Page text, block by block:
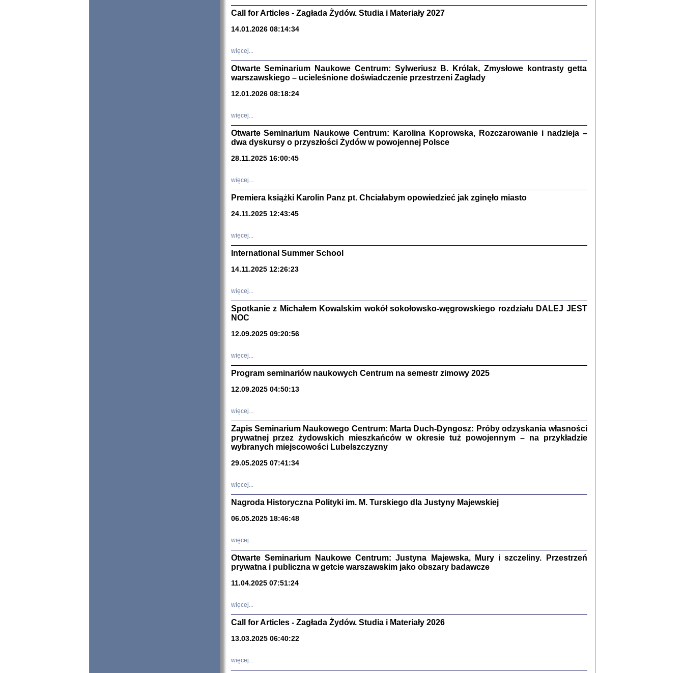
Sewek Okonowski, oprac. Marta Janczewska
PISZĄCY TE SŁOWA JEST PRACOWNIKIEM
GETTOWEJ INSTYTUCJI ...
'z Dziennika' i inne pisma z łódzkiego getta
Józef Zelkowicz, tłum. z jidysz, oprac. i wstęp. Monika Polit
CZYTAJĄC GAZETĘ NIEMIECKĄ ...
Warszawa 2019
Zagłada Żydów.
red. i wstęp Barbara Engelking, Jan Grabowski
Stanisław Adler, oprac. i wstępem opatrzyłaMarta Janczewska
Warszawa 2018
Call for Articles - Zagłada Żydów. Studia i Materiały 2027
14.01.2026 08:14:34
więcej...
Otwarte Seminarium Naukowe Centrum: Sylweriusz B. Królak, Zmysłowe kontrasty getta
warszawskiego – ucieleśnione doświadczenie przestrzeni Zagłady
12.01.2026 08:18:24
więcej...
Otwarte Seminarium Naukowe Centrum: Karolina Koprowska, Rozczarowanie i nadzieja –
dwa dyskursy o przyszłości Żydów w powojennej Polsce
28.11.2025 16:00:45
więcej...
Premiera książki Karolin Panz pt. Chciałabym opowiedzieć jak zginęło miasto
24.11.2025 12:43:45
więcej...
International Summer School
14.11.2025 12:26:23
więcej...
Spotkanie z Michałem Kowalskim wokół sokołowsko-węgrowskiego rozdziału DALEJ JEST
NOC
12.09.2025 09:20:56
więcej...
Program seminariów naukowych Centrum na semestr zimowy 2025
12.09.2025 04:50:13
więcej...
Zapis Seminarium Naukowego Centrum: Marta Duch-Dyngosz: Próby odzyskania własności
prywatnej przez żydowskich mieszkańców w okresie tuż powojennym – na przykładzie
wybranych miejscowości Lubelszczyzny
29.05.2025 07:41:34
więcej...
Nagroda Historyczna Polityki im. M. Turskiego dla Justyny Majewskiej
06.05.2025 18:46:48
więcej...
Otwarte Seminarium Naukowe Centrum: Justyna Majewska, Mury i szczeliny. Przestrzeń
prywatna i publiczna w getcie warszawskim jako obszary badawcze
11.04.2025 07:51:24
więcej...
Call for Articles - Zagłada Żydów. Studia i Materiały 2026
13.03.2025 06:40:22
więcej...